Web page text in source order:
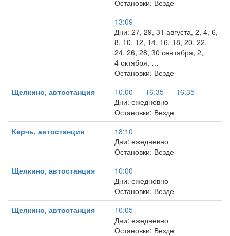
Остановки: Везде
13:09
Дни: 27, 29, 31 августа, 2, 4, 6,
8, 10, 12, 14, 16, 18, 20, 22,
24, 26, 28, 30 сентября, 2,
4 октября, …
Остановки: Везде
Щелкино, автостанция
10:00 16:35
16:35
Дни: ежедневно
Остановки: Везде
Керчь, автостанция
18:10
Дни: ежедневно
Остановки: Везде
Щелкино, автостанция
10:00
Дни: ежедневно
Остановки: Везде
Щелкино, автостанция
10:05
Дни: ежедневно
Остановки: Везде